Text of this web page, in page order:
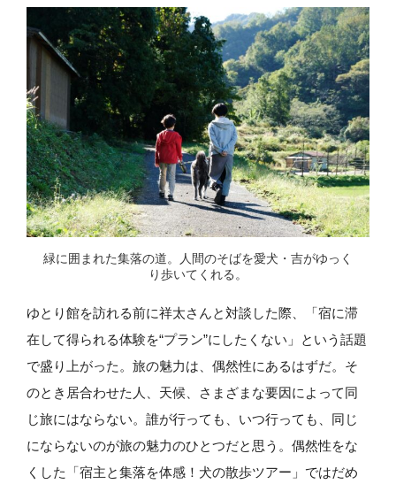
緑に囲まれた集落の道。人間のそばを愛犬・吉がゆっく
り歩いてくれる。
ゆとり館を訪れる前に祥太さんと対談した際、「宿に滞
在して得られる体験を“プラン”にしたくない」という話題
で盛り上がった。旅の魅力は、偶然性にあるはずだ。そ
のとき居合わせた人、天候、さまざまな要因によって同
じ旅にはならない。誰が行っても、いつ行っても、同じ
にならないのが旅の魅力のひとつだと思う。偶然性をな
くした「宿主と集落を体感！犬の散歩ツアー」ではだめ